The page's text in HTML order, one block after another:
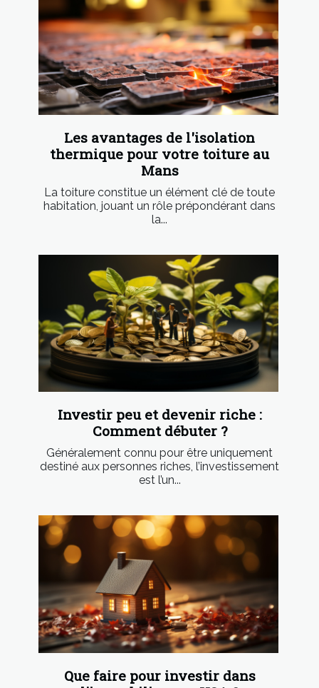
Les avantages de l'isolation
thermique pour votre toiture au
Mans
La toiture constitue un élément clé de toute
habitation, jouant un rôle prépondérant dans
la...
Investir peu et devenir riche :
Comment débuter ?
Généralement connu pour être uniquement
destiné aux personnes riches, l’investissement
est l’un...
Que faire pour investir dans